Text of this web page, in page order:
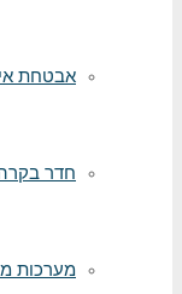
אבטחת
חדר
מערכות